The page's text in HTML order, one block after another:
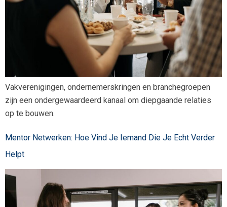
Vakverenigingen, ondernemerskringen en branchegroepen
zijn een ondergewaardeerd kanaal om diepgaande relaties
op te bouwen.
Mentor Netwerken: Hoe Vind Je Iemand Die Je Echt Verder
Helpt